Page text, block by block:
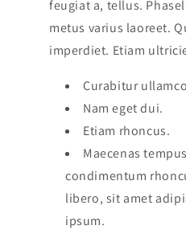
feugiat a, tellus.
metus varius laoreet.
imperdiet. Etiam
Curabitur
Nam eget dui.
Etiam rhoncus.
Maecenas
condimentum
libero, sit amet
ipsum.